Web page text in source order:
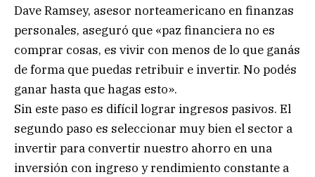
Dave Ramsey, asesor norteamericano en finanzas
personales, aseguró que «paz financiera no es
comprar cosas, es vivir con menos de lo que ganás
de forma que puedas retribuir e invertir. No podés
ganar hasta que hagas esto».
Sin este paso es difícil lograr ingresos pasivos. El
segundo paso es seleccionar muy bien el sector a
invertir para convertir nuestro ahorro en una
inversión con ingreso y rendimiento constante a